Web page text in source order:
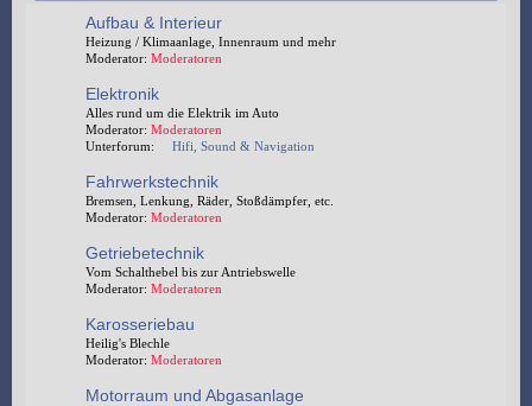
Aufbau & Interieur
Heizung / Klimaanlage, Innenraum und mehr
Moderator: Moderatoren
Elektronik
Alles rund um die Elektrik im Auto
Moderator: Moderatoren
Unterforum:
Hifi, Sound & Navigation
Fahrwerkstechnik
Bremsen, Lenkung, Räder, Stoßdämpfer, etc.
Moderator: Moderatoren
Getriebetechnik
Vom Schalthebel bis zur Antriebswelle
Moderator: Moderatoren
Karosseriebau
Heilig's Blechle
Moderator: Moderatoren
Motorraum und Abgasanlage